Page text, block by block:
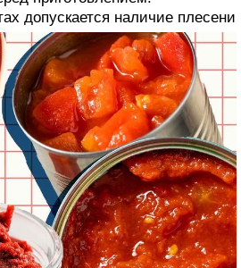
допускается наличие плесени